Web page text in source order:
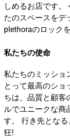
しめるお店です。
たのスペースをデ
plethoraのロック
私たちの使命
私たちのミッショ
とって最高のショ
ちは、品質と顧客
ルでユニークな商
す。 行き先とな
狂!